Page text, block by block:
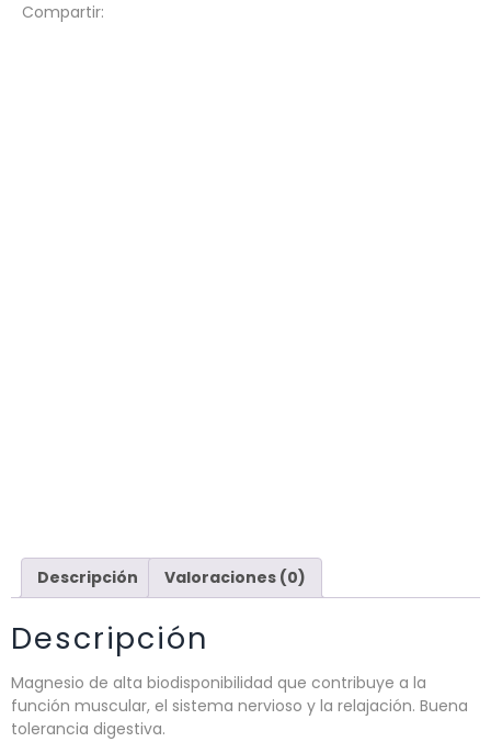
Compartir:
Descripción Valoraciones (0)
Descripción
Magnesio de alta biodisponibilidad que contribuye a la
función muscular, el sistema nervioso y la relajación. Buena
tolerancia digestiva.